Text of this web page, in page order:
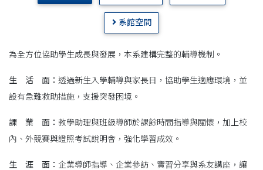
系館空間
為全方位協助學生成長與發展，本系建構完整的輔導機制。
生 活 面： 透過新生入學輔導與家長日，協助學生適應環境，並
設有急難救助措施，支援突發困境。
課 業 面 ： 教學助理與班級導師於課餘時間指導與關懷，加上校
內、外競賽與證照考試說明會，強化學習成效。
生 涯 面： 企業導師指導、企業參訪、實習分享與系友講座，讓